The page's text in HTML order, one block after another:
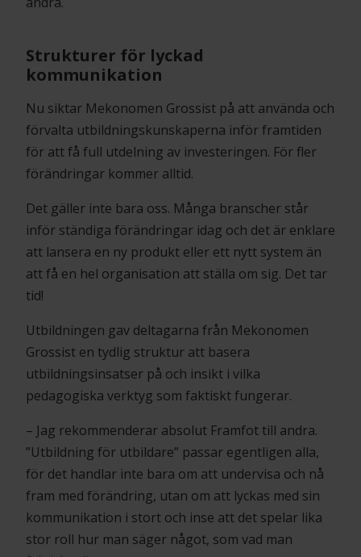
Strukturer för lyckad
kommunikation
Nu siktar Mekonomen Grossist på att använda och
förvalta utbildningskunskaperna inför framtiden
för att få full utdelning av investeringen. För fler
förändringar kommer alltid.
Det gäller inte bara oss. Många branscher står
inför ständiga förändringar idag och det är enklare
att lansera en ny produkt eller ett nytt system än
att få en hel organisation att ställa om sig. Det tar
tid!
Utbildningen gav deltagarna från Mekonomen
Grossist en tydlig struktur att basera
utbildningsinsatser på och insikt i vilka
pedagogiska verktyg som faktiskt fungerar.
– Jag rekommenderar absolut Framfot till andra.
”Utbildning för utbildare” passar egentligen alla,
för det handlar inte bara om att undervisa och nå
fram med förändring, utan om att lyckas med sin
kommunikation i stort och inse att det spelar lika
stor roll hur man säger något, som vad man